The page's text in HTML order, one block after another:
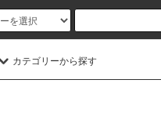
カテゴリーから探す